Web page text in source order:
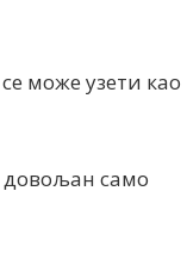
може узети као
довољан само